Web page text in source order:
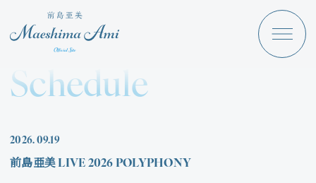
Maeshima Ami Discography
News
Schedule
2026. 09.19
前島亜美 LIVE 2026 POLYPHONY